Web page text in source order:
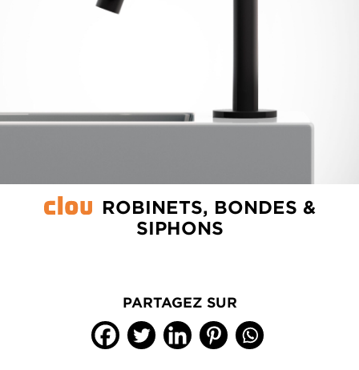
ROBINETS, BONDES &
SIPHONS
PARTAGEZ SUR